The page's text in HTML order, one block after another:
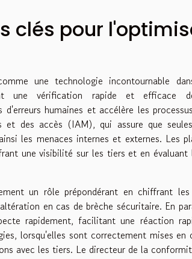
clés pour
une technologie incontournable
une vérification rapide et efficace
d'erreurs humaines et accélère les
des accès (IAM), qui assure que
les menaces internes et externes. Les
une visibilité sur les tiers et en
un rôle prépondérant en chiffrant
en cas de brèche sécuritaire. En
rapidement, facilitant une réaction
lorsqu'elles sont correctement mises
avec les tiers. Le directeur de la